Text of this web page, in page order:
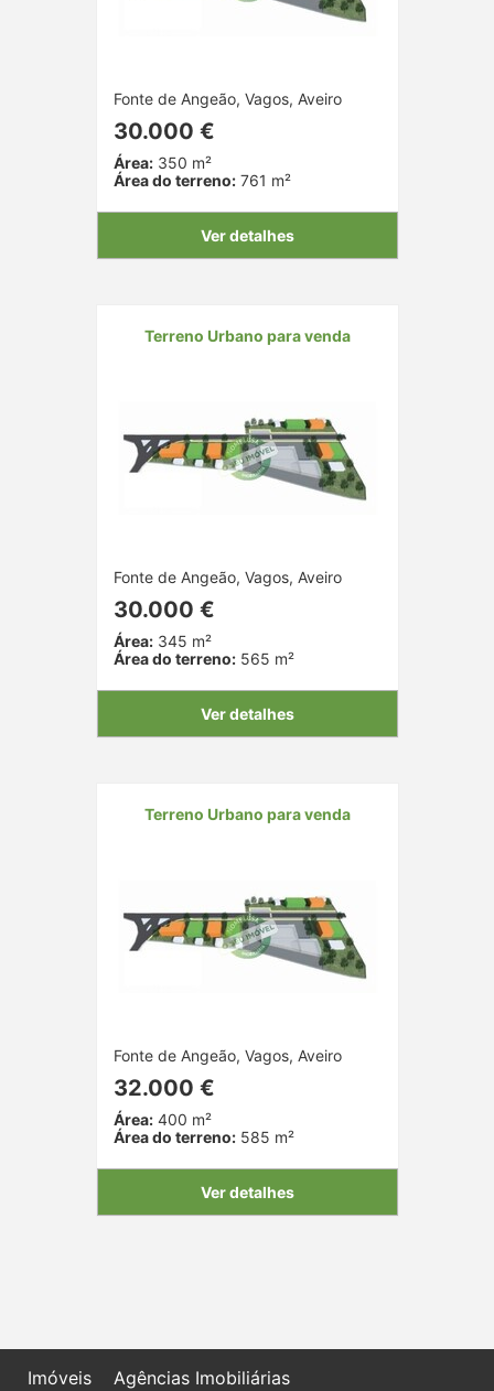
Fonte de Angeão, Vagos, Aveiro
30.000 €
Área:350 m²
Área do terreno:761 m²
Ver detalhes
Terreno Urbano para venda
Fonte de Angeão, Vagos, Aveiro
30.000 €
Área:345 m²
Área do terreno:565 m²
Ver detalhes
Terreno Urbano para venda
Fonte de Angeão, Vagos, Aveiro
32.000 €
Área:400 m²
Área do terreno:585 m²
Ver detalhes
Imóveis Agências Imobiliárias